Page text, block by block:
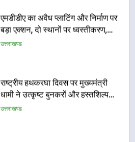
एमडीडीए का अवैध प्लाटिंग और निर्माण पर
बड़ा एक्शन, दो स्थानों पर ध्वस्तीकरण,
मसूरी मार्ग पर अवैध निर्माण सील
उत्तराखण्ड
राष्ट्रीय हथकरघा दिवस पर मुख्यमंत्री
धामी ने उत्कृष्ट बुनकरों और हस्तशिल्प
कारीगरों को किया सम्मानित
उत्तराखण्ड